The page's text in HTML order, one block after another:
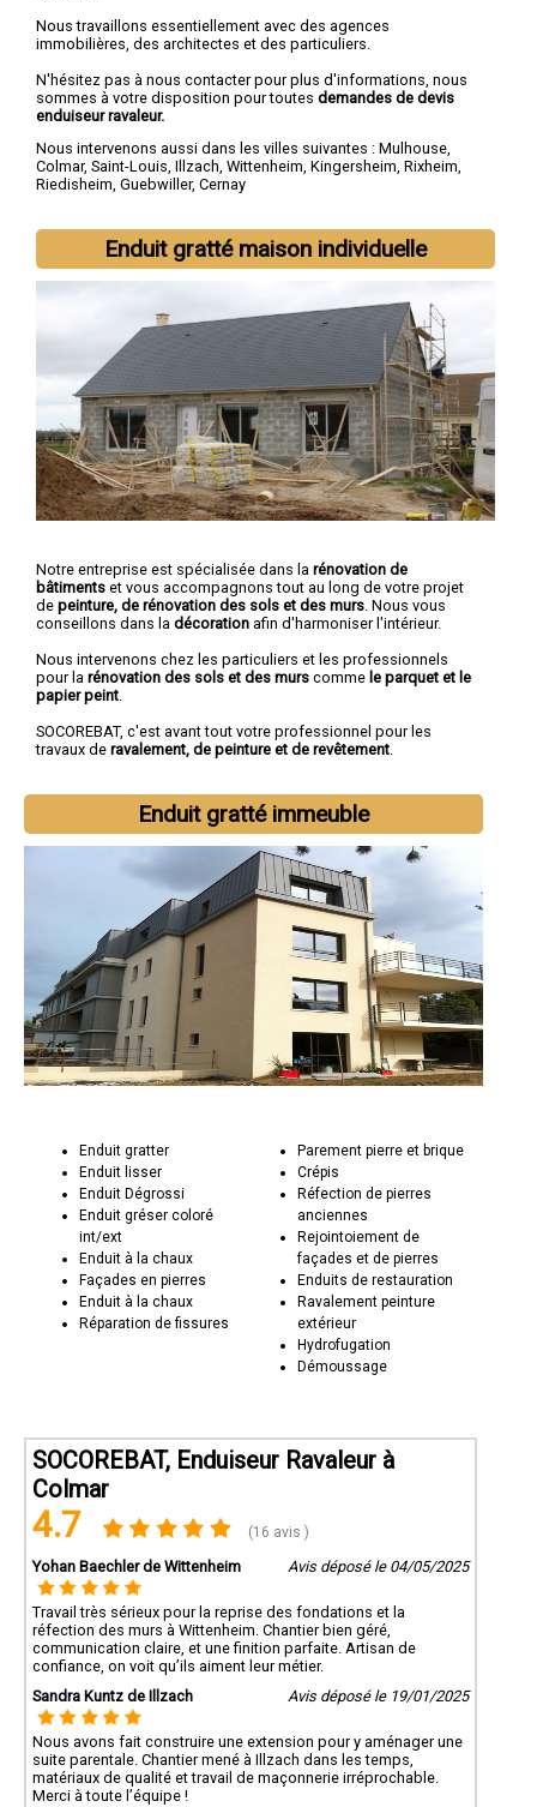
Nous travaillons essentiellement avec des agences
immobilières, des architectes et des particuliers.
N'hésitez pas à nous contacter pour plus d'informations, nous
sommes à votre disposition pour toutes demandes de devis
enduiseur ravaleur.
Nous intervenons aussi dans les villes suivantes : Mulhouse,
Colmar, Saint-Louis, Illzach, Wittenheim, Kingersheim, Rixheim,
Riedisheim, Guebwiller, Cernay
Enduit gratté maison individuelle
Notre entreprise est spécialisée dans la rénovation de
bâtiments et vous accompagnons tout au long de votre projet
de peinture, de rénovation des sols et des murs. Nous vous
conseillons dans la décoration afin d'harmoniser l'intérieur.
Nous intervenons chez les particuliers et les professionnels
pour la rénovation des sols et des murs comme le parquet et le
papier peint.
SOCOREBAT, c'est avant tout votre professionnel pour les
travaux de ravalement, de peinture et de revêtement.
Enduit gratté immeuble
Enduit gratter
Enduit lisser
Enduit Dégrossi
Enduit gréser coloré
int/ext
Enduit à la chaux
Façades en pierres
Enduit à la chaux
Réparation de fissures
Parement pierre et brique
Crépis
Réfection de pierres
anciennes
Rejointoiement de
façades et de pierres
Enduits de restauration
Ravalement peinture
extérieur
Hydrofugation
Démoussage
SOCOREBAT, Enduiseur Ravaleur à
Colmar
4.7 (16 avis )
Yohan Baechler de Wittenheim Avis déposé le 04/05/2025
Travail très sérieux pour la reprise des fondations et la
réfection des murs à Wittenheim. Chantier bien géré,
communication claire, et une finition parfaite. Artisan de
confiance, on voit qu’ils aiment leur métier.
Sandra Kuntz de Illzach
Avis déposé le 19/01/2025
Nous avons fait construire une extension pour y aménager une
suite parentale. Chantier mené à Illzach dans les temps,
matériaux de qualité et travail de maçonnerie irréprochable.
Merci à toute l’équipe !